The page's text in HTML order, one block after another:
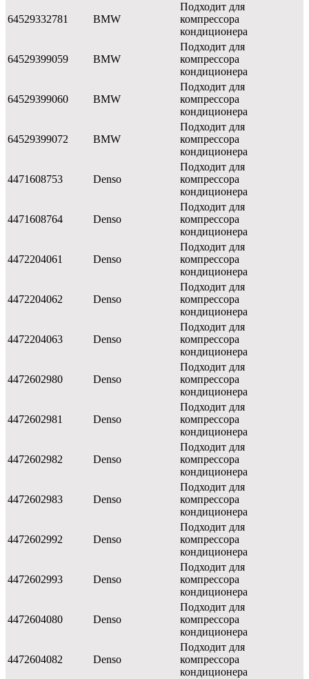
64529332781 BMW
Подходит для
компрессора
кондиционера
64529399059 BMW
Подходит для
компрессора
кондиционера
64529399060 BMW
Подходит для
компрессора
кондиционера
64529399072 BMW
Подходит для
компрессора
кондиционера
4471608753 Denso
Подходит для
компрессора
кондиционера
4471608764 Denso
Подходит для
компрессора
кондиционера
4472204061 Denso
Подходит для
компрессора
кондиционера
4472204062 Denso
Подходит для
компрессора
кондиционера
4472204063 Denso
Подходит для
компрессора
кондиционера
4472602980 Denso
Подходит для
компрессора
кондиционера
4472602981 Denso
Подходит для
компрессора
кондиционера
4472602982 Denso
Подходит для
компрессора
кондиционера
4472602983 Denso
Подходит для
компрессора
кондиционера
4472602992 Denso
Подходит для
компрессора
кондиционера
4472602993 Denso
Подходит для
компрессора
кондиционера
4472604080 Denso
Подходит для
компрессора
кондиционера
4472604082 Denso
Подходит для
компрессора
кондиционера